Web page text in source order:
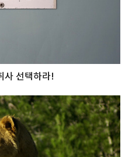
사 선택하라!